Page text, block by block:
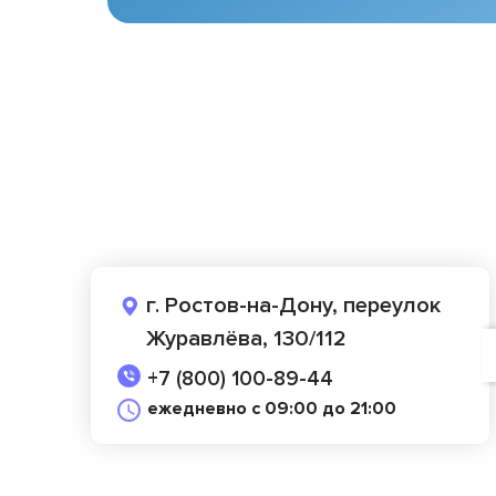
г. Ростов-на-Дону, переулок
Журавлёва, 130/112
+7 (800) 100-89-44
ежедневно с 09:00 до 21:00